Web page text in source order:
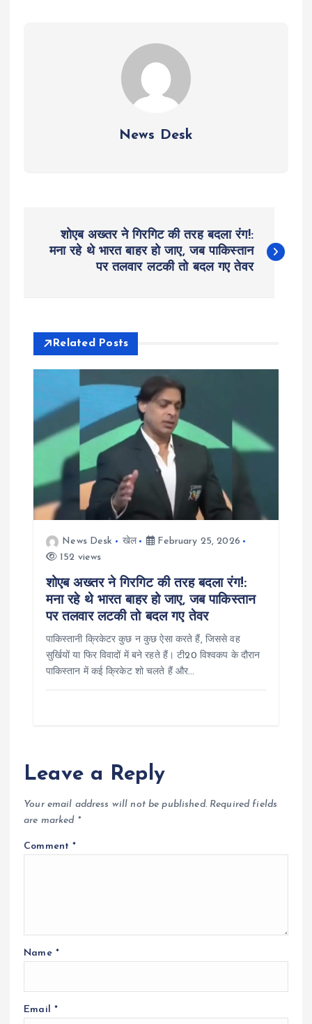
News Desk
t
n
v
g
शोएब अख्तर ने गिरगिट की तरह बदला रंग!:
मना रहे थे भारत बाहर हो जाए, जब पाकिस्तान
पर तलवार लटकी तो बदल गए तेवर
Related Posts
News Desk खेल
February 25, 2026
152 views
शोएब अख्तर ने गिरगिट की तरह बदला रंग!:
मना रहे थे भारत बाहर हो जाए, जब पाकिस्तान
पर तलवार लटकी तो बदल गए तेवर
पाकिस्तानी क्रिकेटर कुछ न कुछ ऐसा करते हैं, जिससे वह
सुर्खियों या फिर विवादों में बने रहते हैं। टी20 विश्वकप के दौरान
पाकिस्तान में कई क्रिकेट शो चलते हैं और…
Leave a Reply
Your email address will not be published. Required fields
are marked *
Comment*
Name *
Email *